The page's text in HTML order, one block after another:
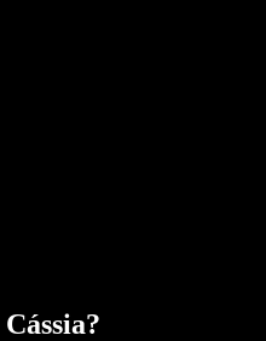
Cássia?